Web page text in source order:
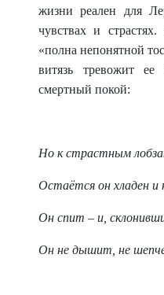
жизни реален для
чувствах и страстях.
«полна непонятной
витязь тревожит
смертный покой:
Но к страстным
Остаётся он хладен и
Он спит – и,
Он не дышит, не